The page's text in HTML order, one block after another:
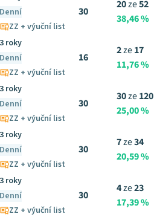
Denní
ZZ + výuční list
30
20ze52
38,46 %
3 roky
Denní
ZZ + výuční list
16
2ze17
11,76 %
3 roky
Denní
ZZ + výuční list
30
30ze120
25,00 %
3 roky
Denní
ZZ + výuční list
30
7ze34
20,59 %
3 roky
Denní
ZZ + výuční list
30
4ze23
17,39 %